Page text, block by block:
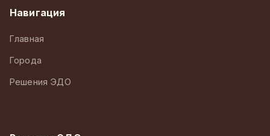
Навигация
Главная
Города
Решения ЭДО